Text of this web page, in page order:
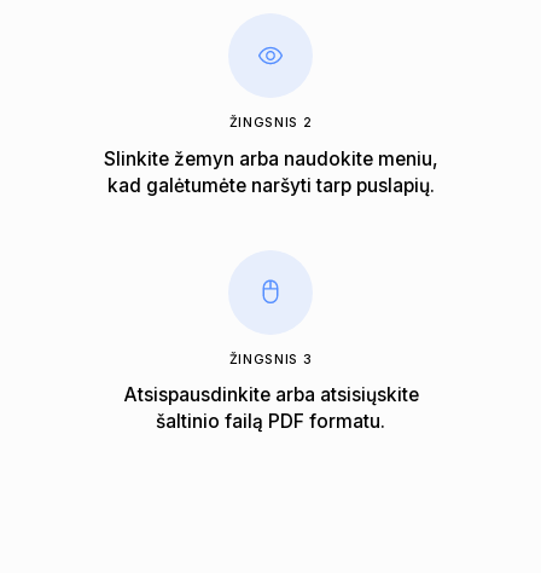
ŽINGSNIS 2
Slinkite žemyn arba naudokite meniu,
kad galėtumėte naršyti tarp puslapių.
ŽINGSNIS 3
Atsispausdinkite arba atsisiųskite
šaltinio failą PDF formatu.